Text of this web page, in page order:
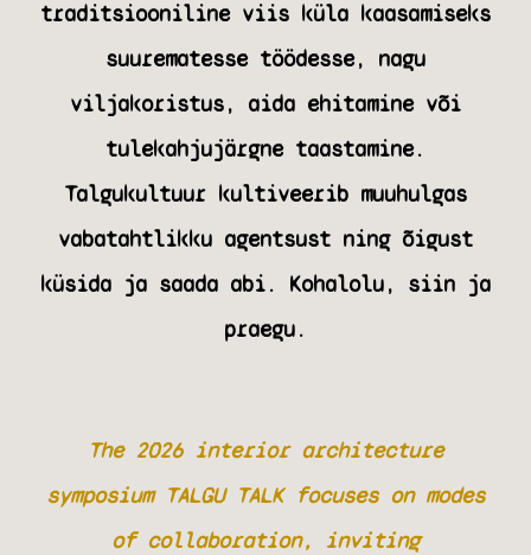
traditsiooniline viis küla kaasamiseks
suurematesse töödesse, nagu
viljakoristus, aida ehitamine või
tulekahjujärgne taastamine.
Talgukultuur kultiveerib muuhulgas
vabatahtlikku agentsust ning õigust
küsida ja saada abi. Kohalolu, siin ja
praegu.
The 2026 interior architecture
symposium TALGU TALK focuses on modes
of collaboration, inviting